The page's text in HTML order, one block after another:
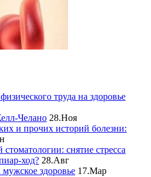
труда на здоровье
Челано 28.Ноя
и прочих историй болезни:
снятие стресса
ход? 28.Авг
здоровье 17.Мар